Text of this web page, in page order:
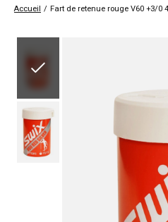
Accueil / Fart de retenue rouge V60 +3/0